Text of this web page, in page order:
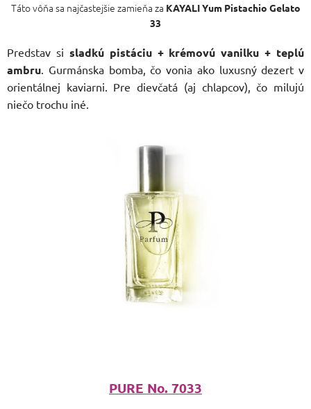
Táto vôňa sa najčastejšie zamieňa za KAYALI Yum Pistachio Gelato
33
Predstav si sladkú pistáciu + krémovú vanilku + teplú
ambru. Gurmánska bomba, čo vonia ako luxusný dezert v
orientálnej kaviarni. Pre dievčatá (aj chlapcov), čo milujú
niečo trochu iné.
PURE No. 7033